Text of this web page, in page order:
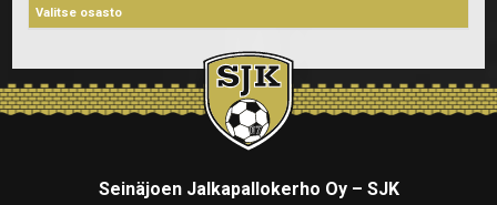
Seinäjoen Jalkapallokerho Oy – SJK